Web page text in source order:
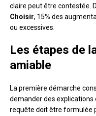
claire peut être contestée.
Choisir, 15% des
ou excessives.
Les étapes de
amiable
La première démarche
demander des explications
requête doit être formulée